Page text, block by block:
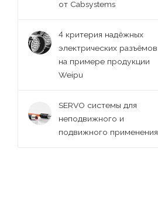
от Cabsystems
4 критерия надёжных
электрических разъёмов
на примере продукции
Weipu
SERVO системы для
неподвижного и
подвижного применения